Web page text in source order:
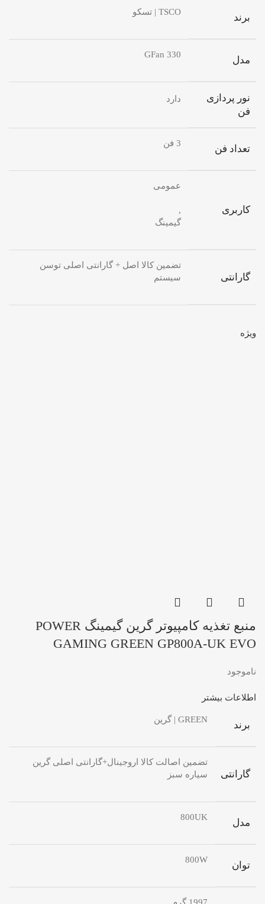
برند TSCO | تسکو
مدل GFan 330
نور پردازی
فن
دارد
تعداد فن 3 فن
کاربری
عمومی
,
گیمینگ
گارانتی
تضمین کالا اصل + گارانتی اصلی توسن
سیستم
ویژه
منبع تغذیه کامپیوتر گرین گیمینگ POWER
GAMING GREEN GP800A-UK EVO
ناموجود
اطلاعات بیشتر
برند GREEN | گرین
گارانتی
تضمین اصالت کالا اروجینال+گارانتی اصلی گرین
سیاره سبز
مدل 800UK
توان 800W
1997 گرم